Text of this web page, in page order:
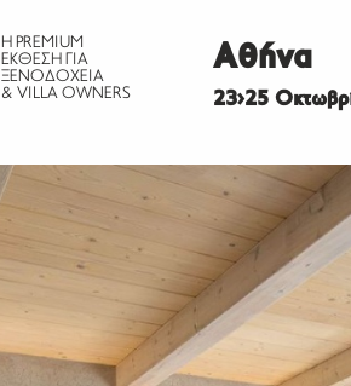
Η PREMIUM
ΕΚΘΕΣΗ ΓΙΑ
ΞΕΝΟΔΟΧΕΙΑ
& VILLA OWNERS
Αθήνα
23>25